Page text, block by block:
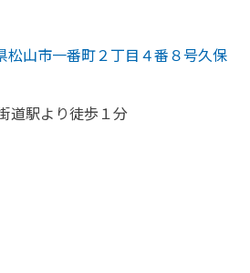
松山市一番町２丁目４番８号久保
道駅より徒歩１分